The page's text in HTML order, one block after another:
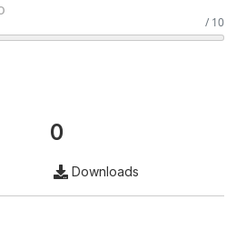
/ 10
0
Downloads